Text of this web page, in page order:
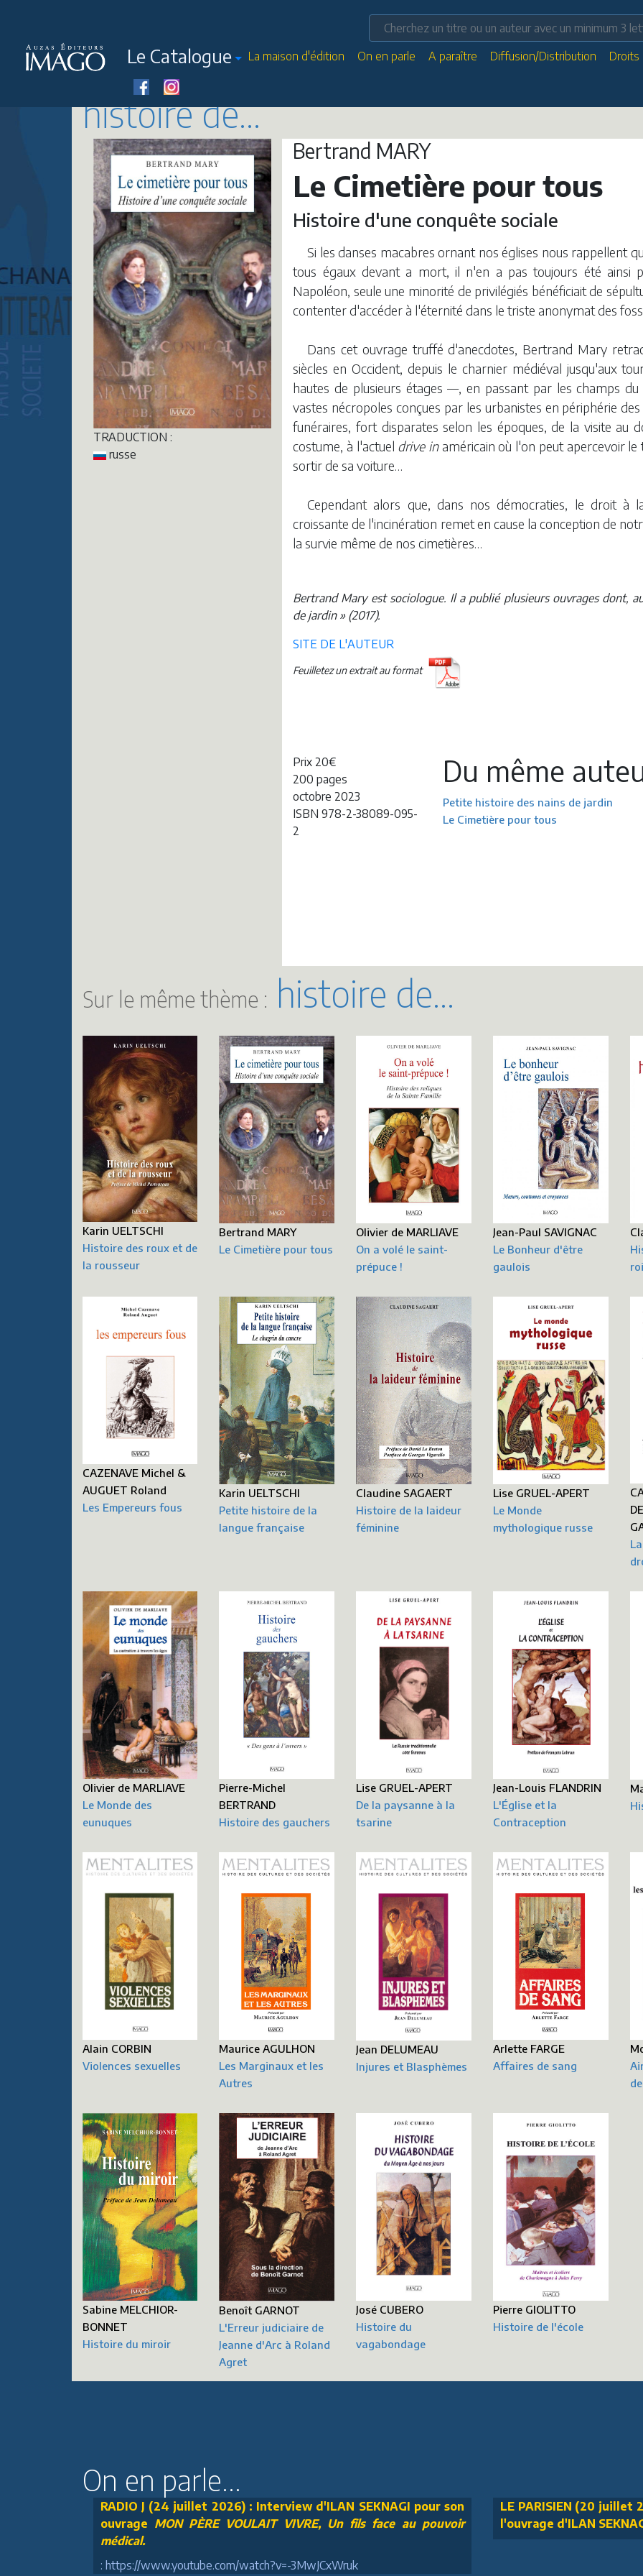
Le Catalogue La maison d'édition On en parle A paraître Diffusion/Distribution Droits
histoire de...
TRADUCTION :
russe
Bertrand MARY
Le Cimetière pour tous
Histoire d'une conquête sociale
Si les danses macabres ornant nos églises nous rappellent
tous égaux devant a mort, il n'en a pas toujours été ainsi
Napoléon, seule une minorité de privilégiés bénéficiait de
contenter d'accéder à l'éternité dans le triste anonymat des
Dans cet ouvrage truffé d'anecdotes, Bertrand Mary
siècles en Occident, depuis le charnier médiéval jusqu'aux
hautes de plusieurs étages —, en passant par les champs
vastes nécropoles conçues par les urbanistes en périphérie
funéraires, fort disparates selon les époques, de la visite au
costume, à l'actuel drive inaméricain où l'on peut apercevoir le
sortir de sa voiture…
Cependant alors que, dans nos démocraties, le droit à
croissante de l'incinération remet en cause la conception de
la survie même de nos cimetières…
Bertrand Mary est sociologue. Il a publié plusieurs ouvrages dont,
de jardin » (2017).
SITE DE L'AUTEUR
Feuilletez un extrait au format
Prix 20€
200 pages
octobre 2023
ISBN 978-2-38089-095-
2
Du même
Petite histoire des nains de jardin
Le Cimetière pour tous
Sur le même thème : histoire de...
Karin UELTSCHI
Histoire des roux et de
la rousseur
Bertrand MARY
Le Cimetière pour tous
Olivier de MARLIAVE
On a volé le saint-
prépuce !
Jean-Paul SAVIGNAC
Le Bonheur d'être
gaulois
CAZENAVE Michel &
AUGUET Roland
Les Empereurs fous
Karin UELTSCHI
Petite histoire de la
langue française
Claudine SAGAERT
Histoire de la laideur
féminine
Lise GRUEL-APERT
Le Monde
mythologique russe
Olivier de MARLIAVE
Le Monde des
eunuques
Pierre-Michel
BERTRAND
Histoire des gauchers
Lise GRUEL-APERT
De la paysanne à la
tsarine
Jean-Louis FLANDRIN
L'Église et la
Contraception
Alain CORBIN
Violences sexuelles
Maurice AGULHON
Les Marginaux et les
Autres
Jean DELUMEAU
Injures et Blasphèmes
Arlette FARGE
Affaires de sang
Sabine MELCHIOR-
BONNET
Histoire du miroir
Benoît GARNOT
L'Erreur judiciaire de
Jeanne d'Arc à Roland
Agret
José CUBERO
Histoire du
vagabondage
Pierre GIOLITTO
Histoire de l'école
On en parle...
RADIO J (24 juillet 2026) : Interview d'ILAN SEKNAGI pour son
ouvrage MON PÈRE VOULAIT VIVRE, Un fils face au pouvoir
médical.
: https://www.youtube.com/watch?v=-3MwJCxWruk
LE PARISIEN (20 juillet
l'ouvrage d'ILAN